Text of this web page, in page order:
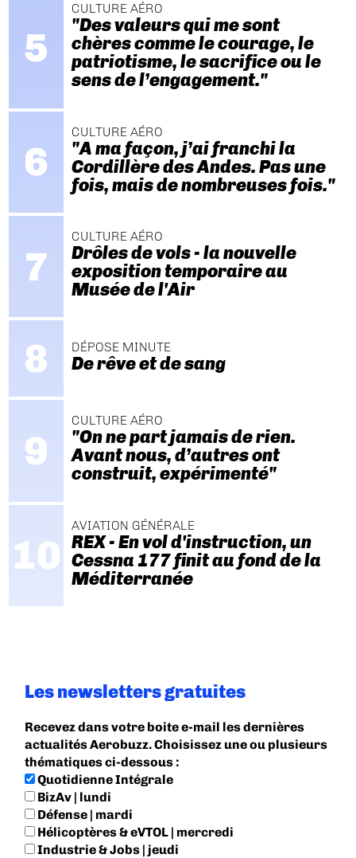
CULTURE AÉRO
"Des valeurs qui me sont
chères comme le courage, le
patriotisme, le sacrifice ou le
sens de l’engagement."
CULTURE AÉRO
"A ma façon, j’ai franchi la
Cordillère des Andes. Pas une
fois, mais de nombreuses fois."
CULTURE AÉRO
Drôles de vols - la nouvelle
exposition temporaire au
Musée de l'Air
DÉPOSE MINUTE
De rêve et de sang
CULTURE AÉRO
"On ne part jamais de rien.
Avant nous, d’autres ont
construit, expérimenté"
AVIATION GÉNÉRALE
REX - En vol d'instruction, un
Cessna 177 finit au fond de la
Méditerranée
Les newsletters gratuites
Recevez dans votre boite e-mail les dernières
actualités Aerobuzz. Choisissez une ou plusieurs
thématiques ci-dessous :
Quotidienne Intégrale
BizAv | lundi
Défense | mardi
Hélicoptères & eVTOL | mercredi
Industrie & Jobs | jeudi